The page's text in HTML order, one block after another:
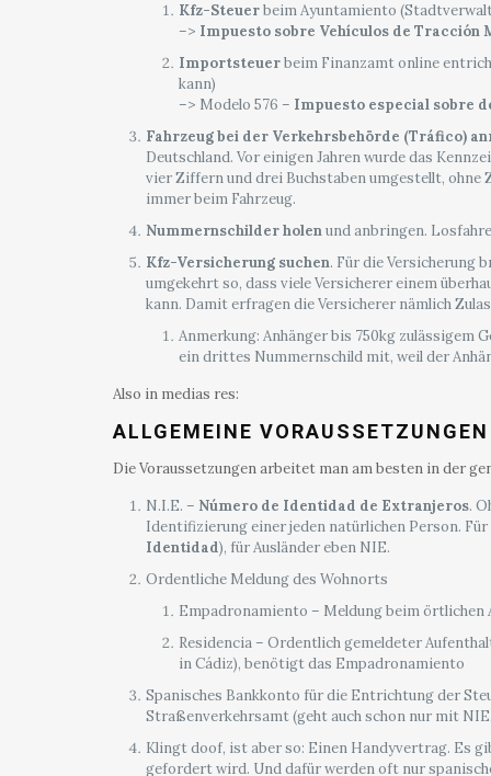
Kfz-Steuerbeim Ayuntamiento
–> Impuesto sobre Vehículos de Tracción
Importsteuerbeim Finanzamt online
kann)
–> Modelo 576 – Impuesto especial sobre
Fahrzeug bei der Verkehrsbehörde (Tráfico)
Deutschland. Vor einigen Jahren wurde das
vier Ziffern und drei Buchstaben umgestellt, ohne
immer beim Fahrzeug.
Nummernschilder holenund anbringen.
Kfz-Versicherung suchen. Für die Versicherung
umgekehrt so, dass viele Versicherer einem
kann. Damit erfragen die Versicherer nämlich
Anmerkung: Anhänger bis 750kg zulässigem
ein drittes Nummernschild mit, weil der
Also in medias res:
ALLGEMEINE VORAUSSETZUNGEN
Die Voraussetzungen arbeitet man am besten in der
N.I.E. – Número de Identidad de Extranjeros.
Identifizierung einer jeden natürlichen Person.
Identidad), für Ausländer eben NIE.
Ordentliche Meldung des Wohnorts
Empadronamiento – Meldung beim örtlichen
Residencia – Ordentlich gemeldeter
in Cádiz), benötigt das Empadronamiento
Spanisches Bankkonto für die Entrichtung der
Straßenverkehrsamt (geht auch schon nur mit
Klingt doof, ist aber so: Einen Handyvertrag. Es
gefordert wird. Und dafür werden oft nur